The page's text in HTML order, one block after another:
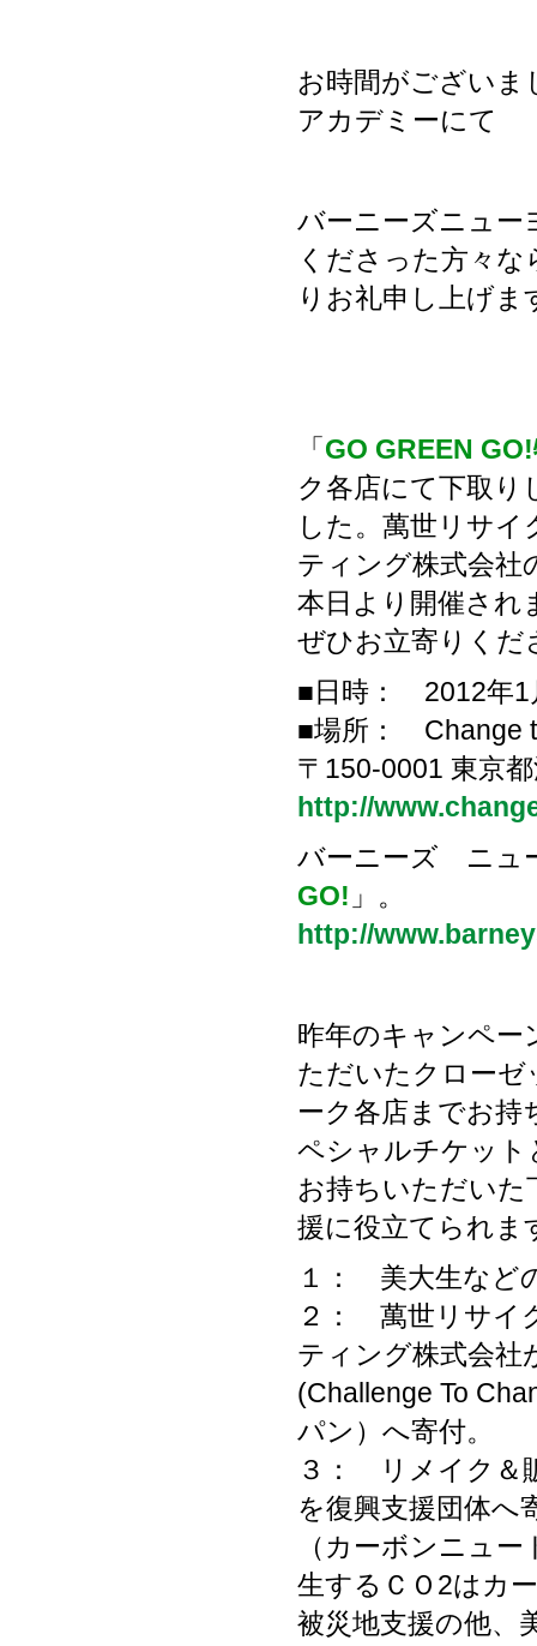
お時間がございま
アカデミーにて
バーニーズニュー
くださった方々
りお礼申し上げま
「 GO GREEN
ク各店にて下取り
した。萬世リサ
ティング株式会社
本日より開催され
ぜひお立寄りくだ
■日時： 2012年1
■場所： Change
〒150-0001 東京
http://
バーニーズ ニュ
GO! 」。
http://
昨年のキャンペ
ただいたクロー
ーク各店までお持
ペシャルチケット
お持ちいただいた
援に役立てられま
１： 美大生など
２： 萬世リサイ
ティング株式会社
(Challenge To
パン）へ寄付。
３： リメイク＆
を復興支援団体へ
（カーボンニュ
生するＣＯ2はカ
被災地支援の他、